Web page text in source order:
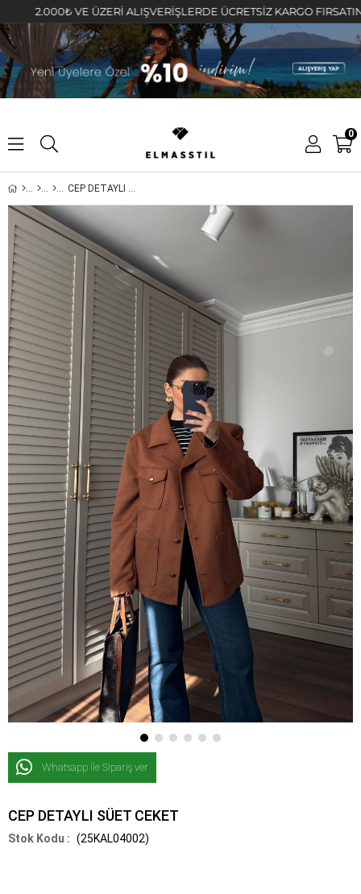
2.000₺ VE ÜZERİ ALIŞVERİŞLERDE ÜCRETSİZ KARGO FIRSATINI
0
CEP DETAYLI SÜET CEKET
Whatsapp İle Sipariş ver
CEP DETAYLI SÜET CEKET
(25KAL04002)